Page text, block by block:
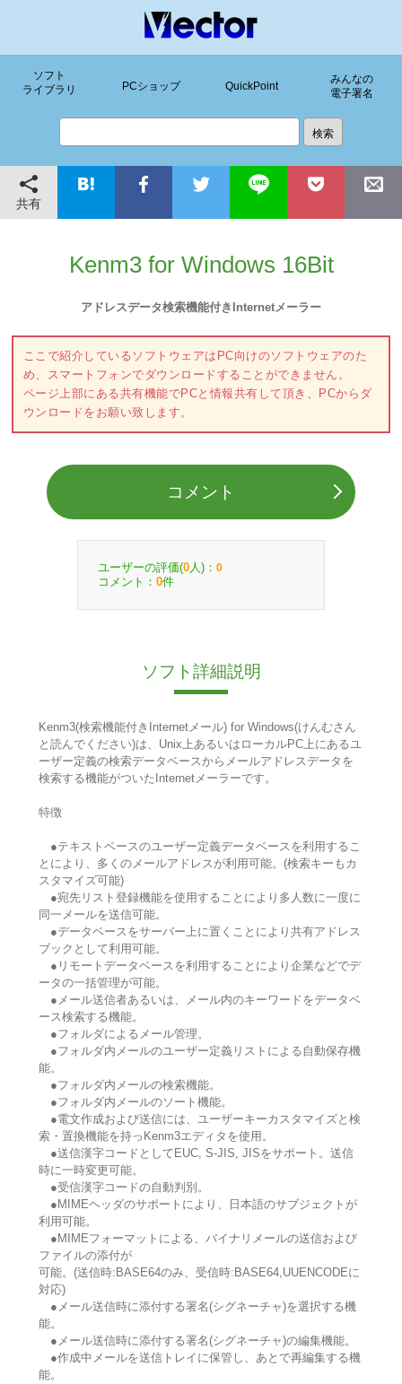
ソフト
ライブラリ
PCショップ QuickPoint
みんなの
電子署名
共有
Kenm3 for Windows 16Bit
アドレスデータ検索機能付きInternetメーラー
ここで紹介しているソフトウェアはPC向けのソフトウェアのた
め、スマートフォンでダウンロードすることができません。
ページ上部にある共有機能でPCと情報共有して頂き、PCからダ
ウンロードをお願い致します。
コメント
ユーザーの評価(0 人)： 0
コメント： 0件
ソフト詳細説明
Kenm3(検索機能付きInternetメール) for Windows(けんむさん
と読んでください)は、Unix上あるいはローカルPC上にあるユ
ーザー定義の検索データベースからメールアドレスデータを
検索する機能がついたInternetメーラーです。
特徴
●テキストベースのユーザー定義データベースを利用するこ
とにより、多くのメールアドレスが利用可能。(検索キーもカ
スタマイズ可能)
●宛先リスト登録機能を使用することにより多人数に一度に
同一メールを送信可能。
●データベースをサーバー上に置くことにより共有アドレス
ブックとして利用可能。
●リモートデータベースを利用することにより企業などでデ
ータの一括管理が可能。
●メール送信者あるいは、メール内のキーワードをデータベ
ース検索する機能。
●フォルダによるメール管理。
●フォルダ内メールのユーザー定義リストによる自動保存機
能。
●フォルダ内メールの検索機能。
●フォルダ内メールのソート機能。
●電文作成および送信には、ユーザーキーカスタマイズと検
索・置換機能を持っKenm3エディタを使用。
●送信漢字コードとしてEUC, S-JIS, JISをサポート。送信
時に一時変更可能。
●受信漢字コードの自動判別。
●MIMEヘッダのサポートにより、日本語のサブジェクトが
利用可能。
●MIMEフォーマットによる、バイナリメールの送信および
ファイルの添付が
可能。(送信時:BASE64のみ、受信時:BASE64,UUENCODEに
対応)
●メール送信時に添付する署名(シグネーチャ)を選択する機
能。
●メール送信時に添付する署名(シグネーチャ)の編集機能。
●作成中メールを送信トレイに保管し、あとで再編集する機
能。